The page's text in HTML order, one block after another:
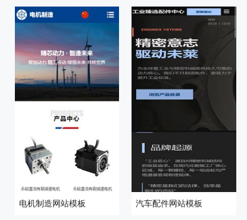
电机制造网站模板 汽车配件网站模板